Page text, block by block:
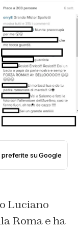
su Google
Luciano
Roma e ha